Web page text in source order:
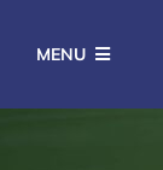
MENU